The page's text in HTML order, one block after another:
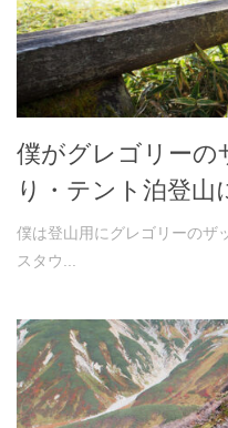
僕がグレゴリーの
り・テント泊登
僕は登山用にグレゴリーのザ
スタウ...